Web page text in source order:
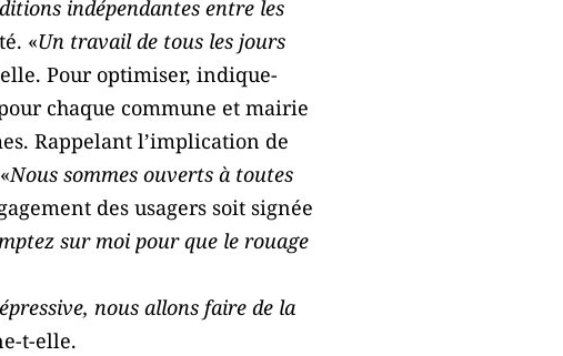
indépendantes entre les
«Un travail de tous les jours
Pour optimiser, indique-
chaque commune et mairie
Rappelant l’implication de
Nous sommes ouverts à toutes
des usagers soit signée
sur moi pour que le rouage
nous allons faire de la
t-elle.